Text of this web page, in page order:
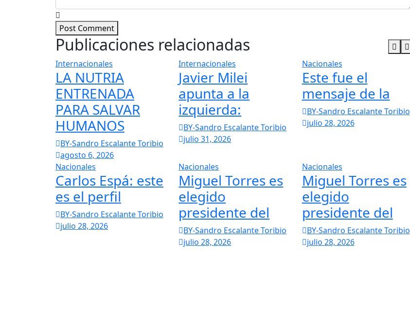
Post Comment
Publicaciones relacionadas
Internacionales
LA NUTRIA
ENTRENADA
PARA SALVAR
HUMANOS
BY-Sandro Escalante Toribio
agosto 6, 2026
Internacionales
Javier Milei
apunta a la
izquierda:
BY-Sandro Escalante Toribio
julio 31, 2026
Nacionales
Este fue el
mensaje de la
BY-Sandro Escalante Toribio
julio 28, 2026
Nacionales
Carlos Espá: este
es el perfil
BY-Sandro Escalante Toribio
julio 28, 2026
Nacionales
Miguel Torres es
elegido
presidente del
BY-Sandro Escalante Toribio
julio 28, 2026
Nacionales
Miguel Torres es
elegido
presidente del
BY-Sandro Escalante Toribio
julio 28, 2026